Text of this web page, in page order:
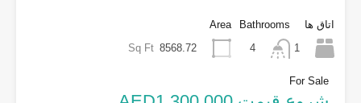
اتاق ها
1
Bathrooms
4
Area
8568.72
Sq Ft
For Sale